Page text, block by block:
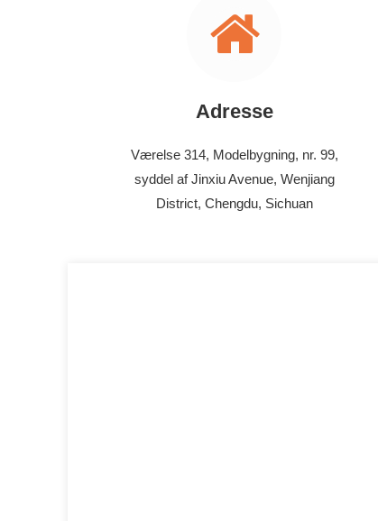
Adresse
Værelse 314, Modelbygning, nr. 99,
syddel af Jinxiu Avenue, Wenjiang
District, Chengdu, Sichuan